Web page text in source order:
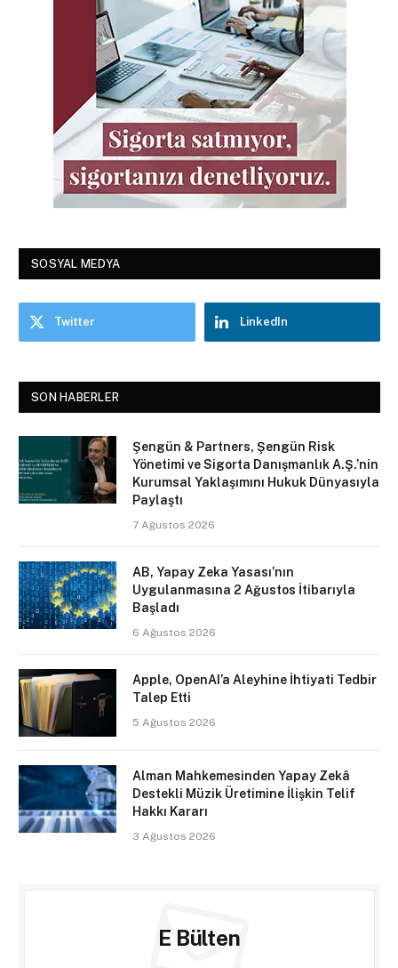
SOSYAL MEDYA
Twitter LinkedIn
SON HABERLER
Şengün & Partners, Şengün Risk
Yönetimi ve Sigorta Danışmanlık A.Ş.’nin
Kurumsal Yaklaşımını Hukuk Dünyasıyla
Paylaştı
7 Ağustos 2026
AB, Yapay Zeka Yasası’nın
Uygulanmasına 2 Ağustos İtibarıyla
Başladı
6 Ağustos 2026
Apple, OpenAI’a Aleyhine İhtiyati Tedbir
Talep Etti
5 Ağustos 2026
Alman Mahkemesinden Yapay Zekâ
Destekli Müzik Üretimine İlişkin Telif
Hakkı Kararı
3 Ağustos 2026
E Bülten